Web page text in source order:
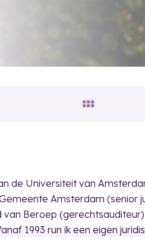
de Universiteit van
Amsterdam (senior
van Beroep
1993 run ik een eigen